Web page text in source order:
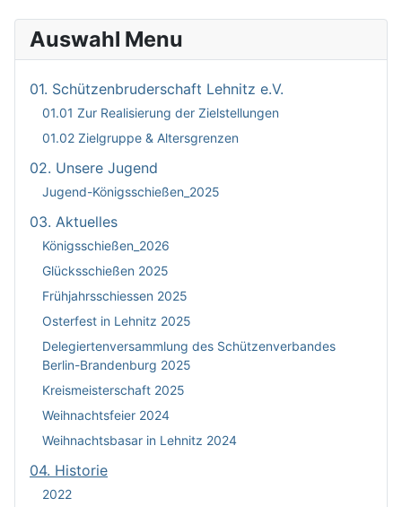
Auswahl Menu
01. Schützenbruderschaft Lehnitz e.V.
01.01 Zur Realisierung der Zielstellungen
01.02 Zielgruppe & Altersgrenzen
02. Unsere Jugend
Jugend-Königsschießen_2025
03. Aktuelles
Königsschießen_2026
Glücksschießen 2025
Frühjahrsschiessen 2025
Osterfest in Lehnitz 2025
Delegiertenversammlung des Schützenverbandes
Berlin-Brandenburg 2025
Kreismeisterschaft 2025
Weihnachtsfeier 2024
Weihnachtsbasar in Lehnitz 2024
04. Historie
2022